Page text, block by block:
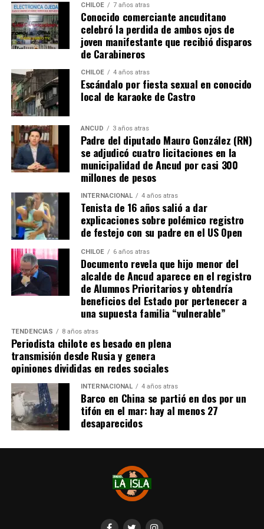
CHILOE 7 años atras
Conocido comerciante ancuditano
celebró la perdida de ambos ojos de
joven manifestante que recibió disparos
de Carabineros
CHILOE 4 años atras
Escándalo por fiesta sexual en conocido
local de karaoke de Castro
ANCUD 3 años atras
Padre del diputado Mauro González (RN)
se adjudicó cuatro licitaciones en la
municipalidad de Ancud por casi 300
millones de pesos
INTERNACIONAL 4 años atras
Tenista de 16 años salió a dar
explicaciones sobre polémico registro
de festejo con su padre en el US Open
CHILOE 6 años atras
Documento revela que hijo menor del
alcalde de Ancud aparece en el registro
de Alumnos Prioritarios y obtendría
beneficios del Estado por pertenecer a
una supuesta familia “vulnerable”
TENDENCIAS 8 años atras
Periodista chilote es besado en plena
transmisión desde Rusia y genera
opiniones divididas en redes sociales
INTERNACIONAL 4 años atras
Barco en China se partió en dos por un
tifón en el mar: hay al menos 27
desaparecidos